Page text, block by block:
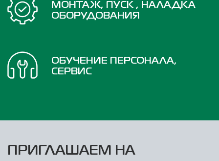
МОНТАЖ, ПУСК , НАЛАДКА
ОБОРУДОВАНИЯ
ОБУЧЕНИЕ ПЕРСОНАЛА,
СЕРВИС
ПРИГЛАШАЕМ НА